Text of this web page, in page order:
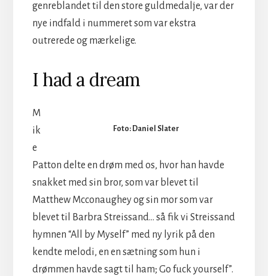
genreblandet til den store guldmedalje, var der
nye indfald i nummeret som var ekstra
outrerede og mærkelige.
I had a dream
Foto: Daniel Slater
M
ik
e
Patton delte en drøm med os, hvor han havde
snakket med sin bror, som var blevet til
Matthew Mcconaughey og sin mor som var
blevet til Barbra Streissand… så fik vi Streissand
hymnen “All by Myself” med ny lyrik på den
kendte melodi, en en sætning som hun i
drømmen havde sagt til ham; Go fuck yourself”.